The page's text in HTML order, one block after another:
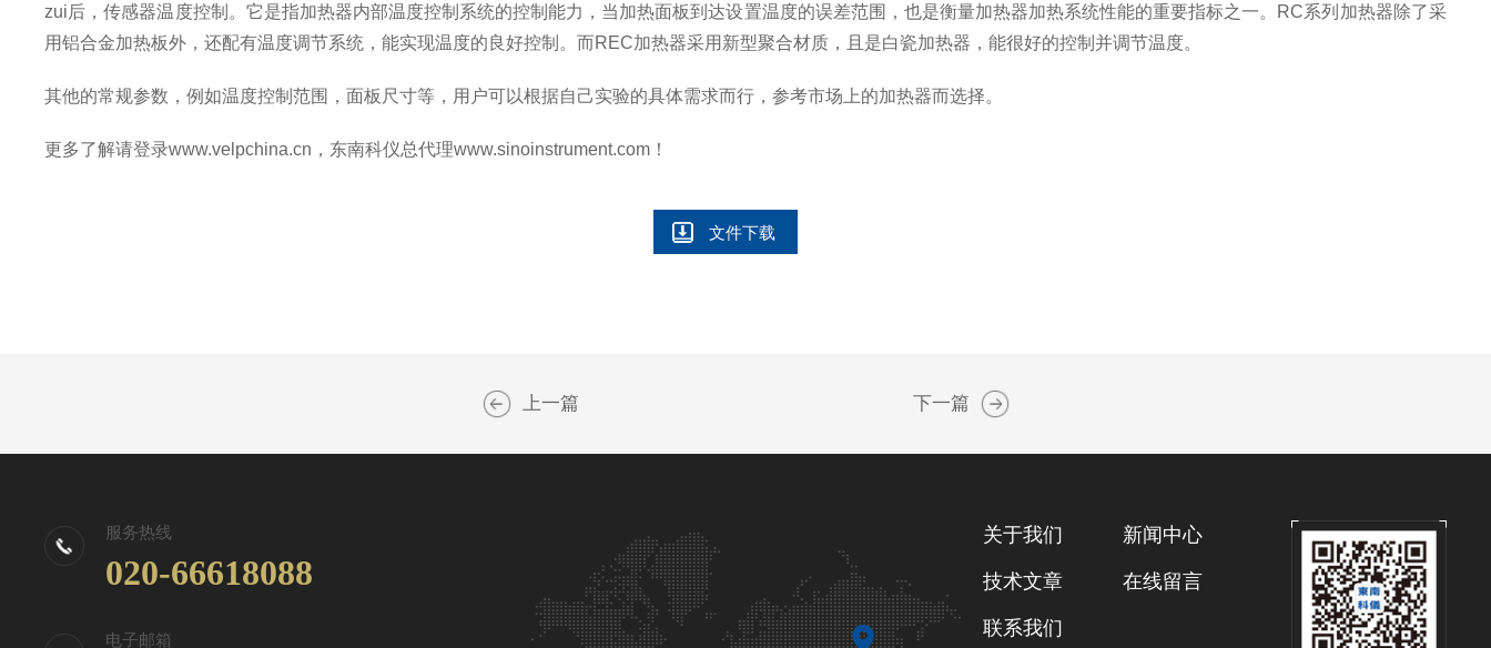
zui后，传感器温度控制。它是指加热器内部温度控制系统的控制能力，当加热面板到达设置温度的误差范围，也是衡量加热器加热系统性能的重要指标之一。RC系列加热器除了采
用铝合金加热板外，还配有温度调节系统，能实现温度的良好控制。而REC加热器采用新型聚合材质，且是白瓷加热器，能很好的控制并调节温度。
其他的常规参数，例如温度控制范围，面板尺寸等，用户可以根据自己实验的具体需求而行，参考市场上的加热器而选择。
更多了解请登录www.velpchina.cn，东南科仪总代理www.sinoinstrument.com！
文件下载
上一篇 下一篇
服务热线
020-66618088
电子邮箱
关于我们 新闻中心
技术文章 在线留言
联系我们